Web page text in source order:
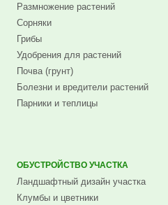
Размножение растений
Сорняки
Грибы
Удобрения для растений
Почва (грунт)
Болезни и вредители растений
Парники и теплицы
ОБУСТРОЙСТВО УЧАСТКА
Ландшафтный дизайн участка
Клумбы и цветники